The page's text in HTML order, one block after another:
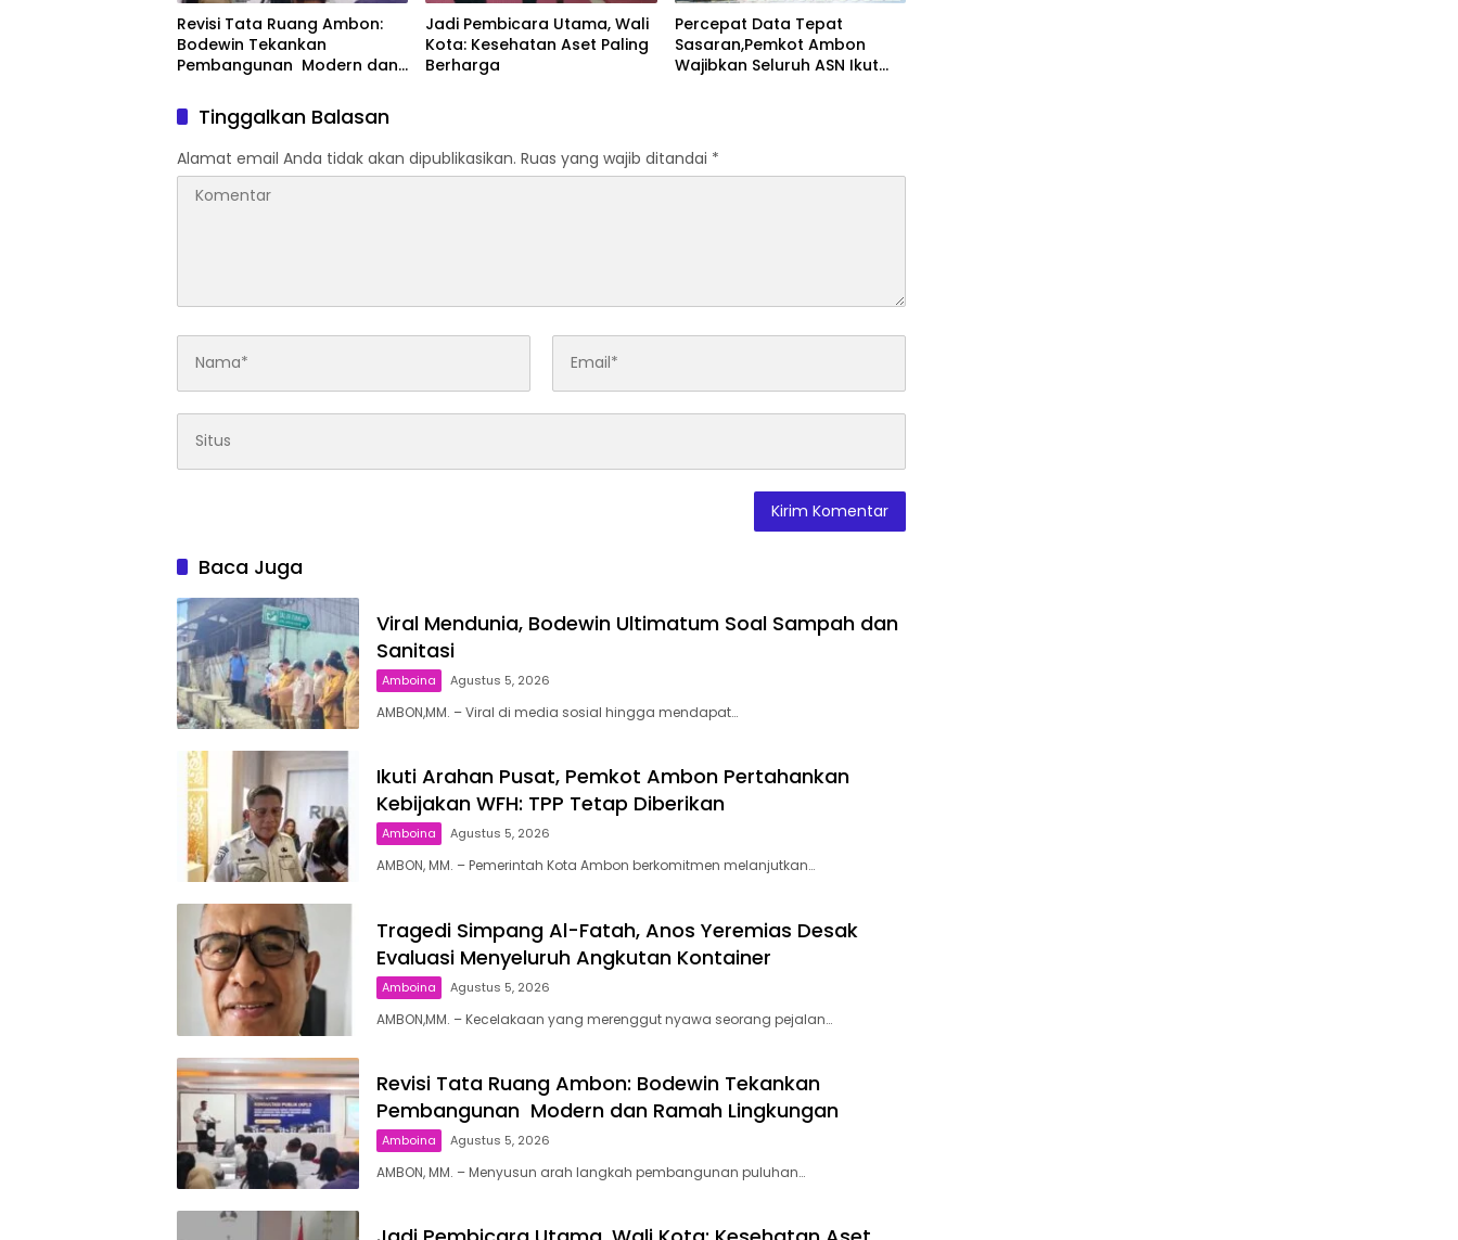
Revisi Tata Ruang Ambon:
Bodewin Tekankan
Pembangunan Modern dan
Jadi Pembicara Utama, Wali
Kota: Kesehatan Aset Paling
Berharga
Percepat Data Tepat
Sasaran,Pemkot Ambon
Wajibkan Seluruh ASN Ikut
Tinggalkan Balasan
Alamat email Anda tidak akan dipublikasikan. Ruas yang wajib ditandai *
Baca Juga
Viral Mendunia, Bodewin Ultimatum Soal Sampah dan
Sanitasi
Amboina Agustus 5, 2026
AMBON,MM. – Viral di media sosial hingga mendapat…
Ikuti Arahan Pusat, Pemkot Ambon Pertahankan
Kebijakan WFH: TPP Tetap Diberikan
Amboina Agustus 5, 2026
AMBON, MM. – Pemerintah Kota Ambon berkomitmen melanjutkan…
Tragedi Simpang Al-Fatah, Anos Yeremias Desak
Evaluasi Menyeluruh Angkutan Kontainer
Amboina Agustus 5, 2026
AMBON,MM. – Kecelakaan yang merenggut nyawa seorang pejalan…
Revisi Tata Ruang Ambon: Bodewin Tekankan
Pembangunan Modern dan Ramah Lingkungan
Amboina Agustus 5, 2026
AMBON, MM. – Menyusun arah langkah pembangunan puluhan…